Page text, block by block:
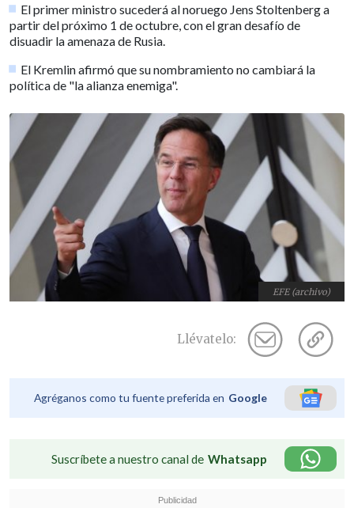
El primer ministro sucederá al noruego Jens Stoltenberg a
partir del próximo 1 de octubre, con el gran desafío de
disuadir la amenaza de Rusia.
El Kremlin afirmó que su nombramiento no cambiará la
política de "la alianza enemiga".
EFE (archivo)
Llévatelo:
Agréganos como tu fuente preferida en Google
Suscríbete a nuestro canal de Whatsapp